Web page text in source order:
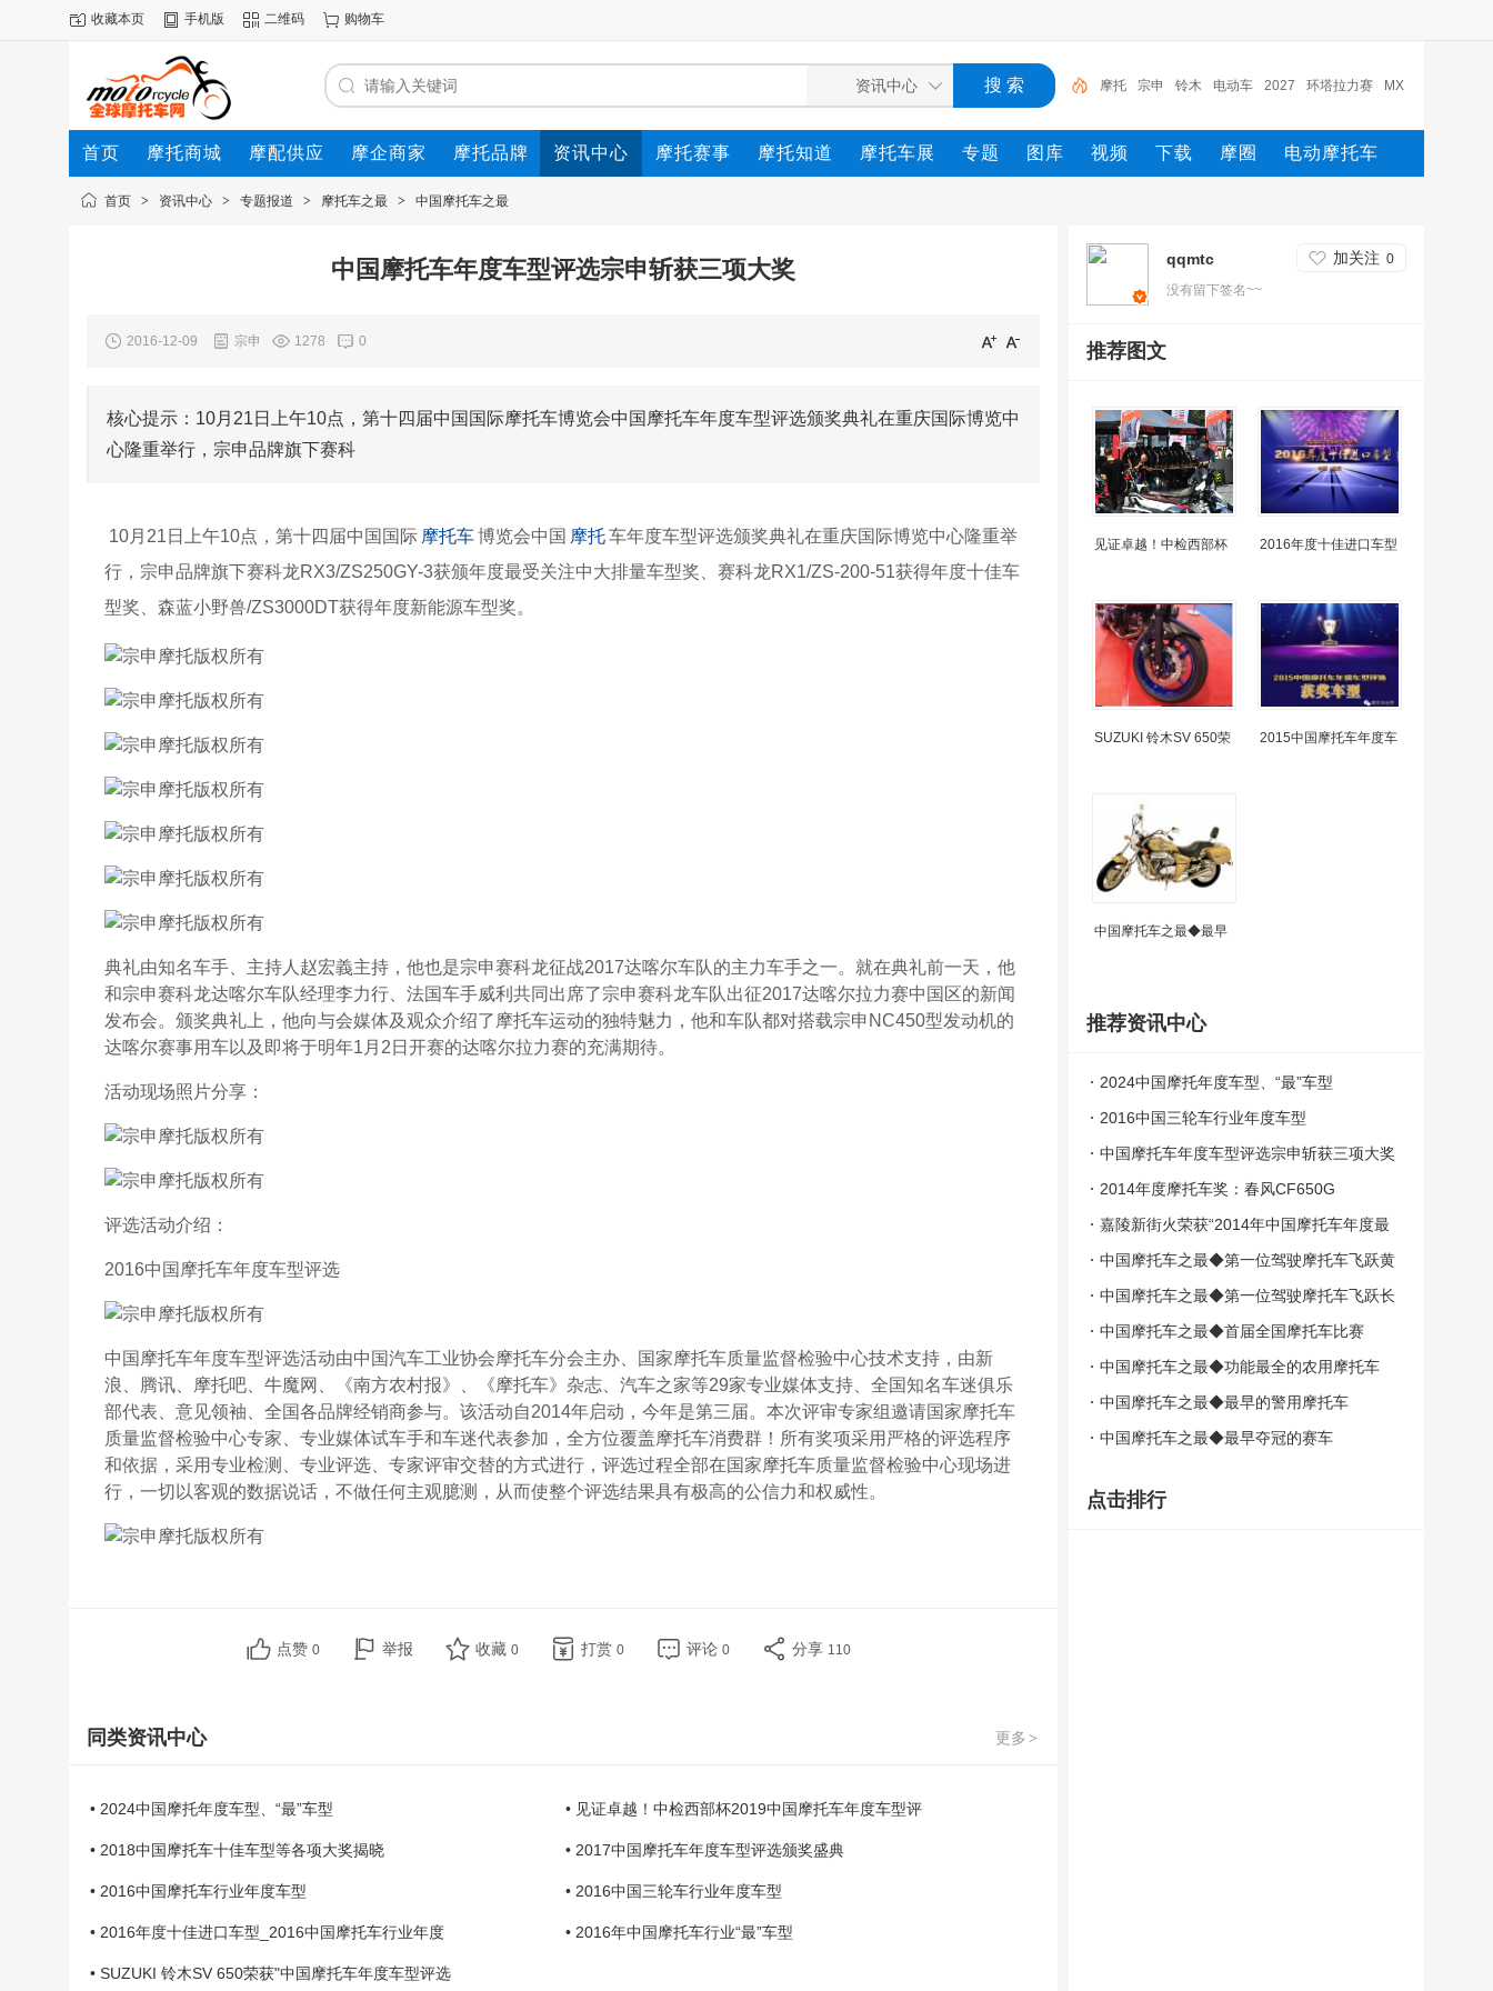
收藏本页 手机版 二维码 购物车
摩托 宗申 铃木 电动车 2027 环塔拉力赛 MX
GP Moto2 摩托车 yamaha
首页 摩托商城 摩配供应 摩企商家 摩托品牌 资讯中心 摩托赛事 摩托知道 摩托车展 专题 图库 视频 下载 摩圈 电动摩托车
动态首页 > 资讯中心 > 专题报道 > 摩托车之最 > 中国摩托车之最
中国摩托车年度车型评选宗申斩获三项大奖
2016-12-09 宗申 1278 0
核心提示：10月21日上午10点，第十四届中国国际摩托车博览会中国摩托车年度车型评选颁奖典礼在重庆国际博览中
心隆重举行，宗申品牌旗下赛科
10月21日上午10点，第十四届中国国际 摩托车博览会中国 摩托车年度车型评选颁奖典礼在重庆国际博览中心隆重举
行，宗申品牌旗下赛科龙RX3/ZS250GY-3获颁年度最受关注中大排量车型奖、赛科龙RX1/ZS-200-51获得年度十佳车
型奖、森蓝小野兽/ZS3000DT获得年度新能源车型奖。
典礼由知名车手、主持人赵宏義主持，他也是宗申赛科龙征战2017达喀尔车队的主力车手之一。就在典礼前一天，他
和宗申赛科龙达喀尔车队经理李力行、法国车手威利共同出席了宗申赛科龙车队出征2017达喀尔拉力赛中国区的新闻
发布会。颁奖典礼上，他向与会媒体及观众介绍了摩托车运动的独特魅力，他和车队都对搭载宗申NC450型发动机的
达喀尔赛事用车以及即将于明年1月2日开赛的达喀尔拉力赛的充满期待。
活动现场照片分享：
评选活动介绍：
2016中国摩托车年度车型评选
中国摩托车年度车型评选活动由中国汽车工业协会摩托车分会主办、国家摩托车质量监督检验中心技术支持，由新
浪、腾讯、摩托吧、牛魔网、《南方农村报》、《摩托车》杂志、汽车之家等29家专业媒体支持、全国知名车迷俱乐
部代表、意见领袖、全国各品牌经销商参与。该活动自2014年启动，今年是第三届。本次评审专家组邀请国家摩托车
质量监督检验中心专家、专业媒体试车手和车迷代表参加，全方位覆盖摩托车消费群！所有奖项采用严格的评选程序
和依据，采用专业检测、专业评选、专家评审交替的方式进行，评选过程全部在国家摩托车质量监督检验中心现场进
行，一切以客观的数据说话，不做任何主观臆测，从而使整个评选结果具有极高的公信力和权威性。
点赞 0 举报 收藏 0 打赏 0 评论 0 分享 110
更多 >
同类资讯中心
• 2024中国摩托年度车型、“最”车型 • 见证卓越！中检西部杯2019中国摩托车年度车型评
• 2018中国摩托车十佳车型等各项大奖揭晓 • 2017中国摩托车年度车型评选颁奖盛典
• 2016中国摩托车行业年度车型 • 2016中国三轮车行业年度车型
• 2016年度十佳进口车型_2016中国摩托车行业年度 • 2016年中国摩托车行业“最”车型
• SUZUKI 铃木SV 650荣获"中国摩托车年度车型评选
qqmtc 加关注 0
没有留下签名~~
推荐图文
见证卓越！中检西部杯 2016年度十佳进口车型
SUZUKI 铃木SV 650荣 2015中国摩托车年度车
中国摩托车之最◆最早
推荐资讯中心
2024中国摩托年度车型、“最”车型
2016中国三轮车行业年度车型
中国摩托车年度车型评选宗申斩获三项大奖
2014年度摩托车奖：春风CF650G
嘉陵新街火荣获“2014年中国摩托车年度最
佳车型奖”
中国摩托车之最◆第一位驾驶摩托车飞跃黄
河的人
中国摩托车之最◆第一位驾驶摩托车飞跃长
城的人
中国摩托车之最◆首届全国摩托车比赛
中国摩托车之最◆功能最全的农用摩托车
中国摩托车之最◆最早的警用摩托车
中国摩托车之最◆最早夺冠的赛车
点击排行